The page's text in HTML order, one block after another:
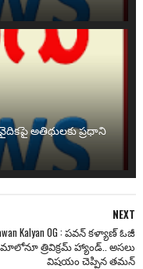
అతిథులకు ప్రధాని
NEXT
Kalyan OG : పవన్ కళ్యాణ్ ఓజీ
త్రివిక్రమ్ హ్యాండ్.. అసలు
విషయం చెప్పిన తమన్